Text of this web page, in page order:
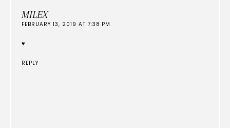
MILEX
FEBRUARY 13, 2019 AT 7:38 PM
♥
REPLY